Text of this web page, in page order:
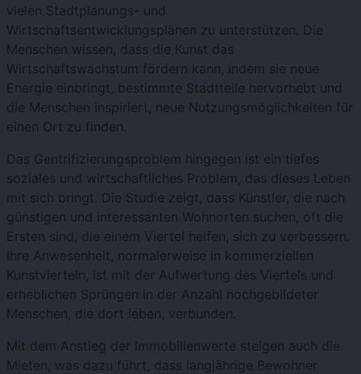
vielen Stadtplanungs- und
Wirtschaftsentwicklungsplänen zu unterstützen. Die
Menschen wissen, dass die Kunst das
Wirtschaftswachstum fördern kann, indem sie neue
Energie einbringt, bestimmte Stadtteile hervorhebt und
die Menschen inspiriert, neue Nutzungsmöglichkeiten für
einen Ort zu finden.
Das Gentrifizierungsproblem hingegen ist ein tiefes
soziales und wirtschaftliches Problem, das dieses Leben
mit sich bringt. Die Studie zeigt, dass Künstler, die nach
günstigen und interessanten Wohnorten suchen, oft die
Ersten sind, die einem Viertel helfen, sich zu verbessern.
Ihre Anwesenheit, normalerweise in kommerziellen
Kunstvierteln, ist mit der Aufwertung des Viertels und
erheblichen Sprüngen in der Anzahl hochgebildeter
Menschen, die dort leben, verbunden.
Mit dem Anstieg der Immobilienwerte steigen auch die
Mieten, was dazu führt, dass langjährige Bewohner